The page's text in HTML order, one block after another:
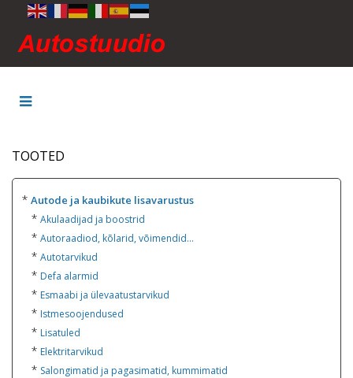
TOOTED
* Autode ja kaubikute lisavarustus
* Akulaadijad ja boostrid
* Autoraadiod, kõlarid, võimendid...
* Autotarvikud
* Defa alarmid
* Esmaabi ja ülevaatustarvikud
* Istmesoojendused
* Lisatuled
* Elektritarvikud
* Salongimatid ja pagasimatid, kummimatid